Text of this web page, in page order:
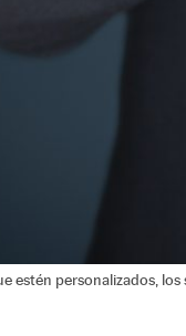
estén personalizados,